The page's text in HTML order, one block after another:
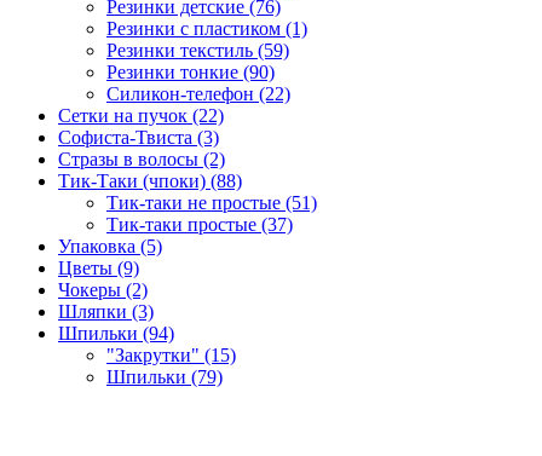
Резинки детские (76)
Резинки с пластиком (1)
Резинки текстиль (59)
Резинки тонкие (90)
Силикон-телефон (22)
Сетки на пучок (22)
Софиста-Твиста (3)
Стразы в волосы (2)
Тик-Таки (чпоки) (88)
Тик-таки не простые (51)
Тик-таки простые (37)
Упаковка (5)
Цветы (9)
Чокеры (2)
Шляпки (3)
Шпильки (94)
"Закрутки" (15)
Шпильки (79)